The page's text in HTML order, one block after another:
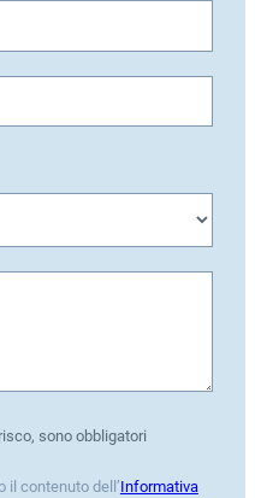
sono obbligatori
il contenuto dell’Informativa